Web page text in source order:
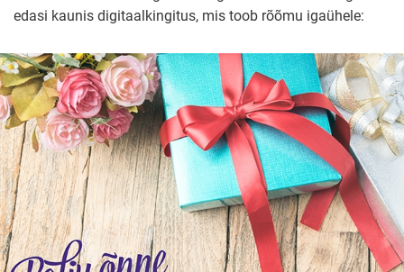
edasi kaunis digitaalkingitus, mis toob rõõmu igaühele: